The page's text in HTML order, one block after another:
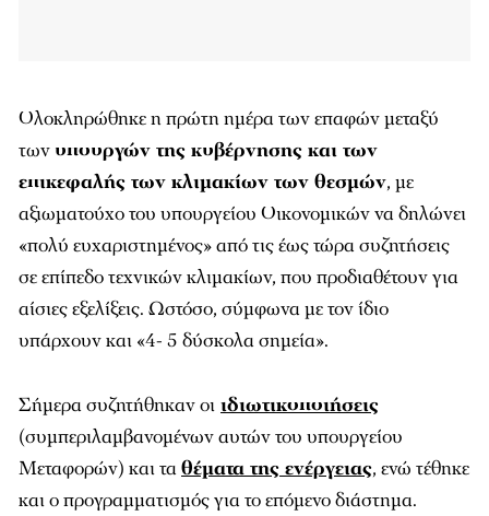
Ολοκληρώθηκε η πρώτη ημέρα των επαφών μεταξύ
των υπουργών της κυβέρνησης και των
επικεφαλής των κλιμακίων των θεσμών, με
αξιωματούχο του υπουργείου Οικονομικών να δηλώνει
«πολύ ευχαριστημένος» από τις έως τώρα συζητήσεις
σε επίπεδο τεχνικών κλιμακίων, που προδιαθέτουν για
αίσιες εξελίξεις. Ωστόσο, σύμφωνα με τον ίδιο
υπάρχουν και «4- 5 δύσκολα σημεία».
Σήμερα συζητήθηκαν οι ιδιωτικοποιήσεις
(συμπεριλαμβανομένων αυτών του υπουργείου
Μεταφορών) και ταθέματα της ενέργειας, ενώ τέθηκε
και ο προγραμματισμός για το επόμενο διάστημα.